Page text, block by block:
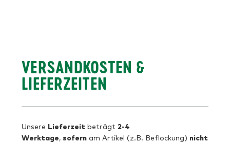
VERSANDKOSTEN &
LIEFERZEITEN
Unsere Lieferzeit beträgt 2-4
Werktage, sofern am Artikel (z.B. Beflockung) nicht